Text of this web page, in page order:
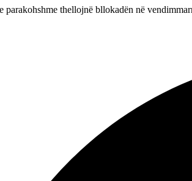
parakohshme thellojnë bllokadën në